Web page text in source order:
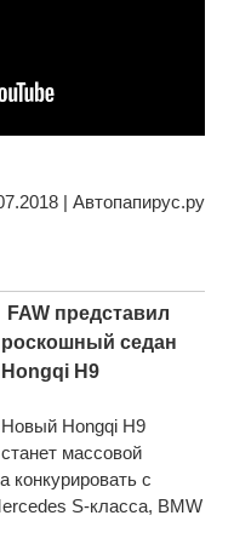
| Автопапирус.ру
FAW представил
роскошный седан
Hongqi H9
Новый Hongqi H9
станет массовой
конкурировать с
S-класса, BMW